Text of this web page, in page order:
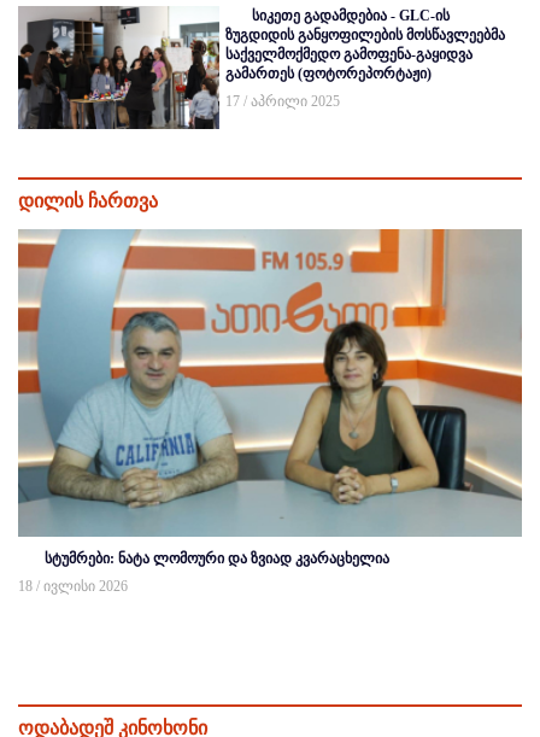
სიკეთე გადამდებია - GLC-ის
ზუგდიდის განყოფილების მოსწავლეებმა
საქველმოქმედო გამოფენა-გაყიდვა
გამართეს (ფოტორეპორტაჟი)
17 / აპრილი 2025
დილის ჩართვა
სტუმრები: ნატა ლომოური და ზვიად კვარაცხელია
18 / ივლისი 2026
ოდაბადეშ კინოხონი